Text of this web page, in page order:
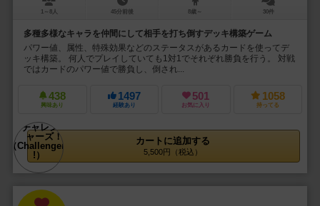
1～8人 45分前後 8歳～ 30件
多種多様なキャラを仲間にして相手を打ち倒すデッキ構築ゲーム
パワー値、属性、特殊効果などのステータスがあるカードを使ってデ
ッキ構築。 何人でプレイしていても1対1でそれぞれ勝負を行う。 対戦
ではカードのパワー値で勝負し、倒され...
438
興味あり
1497
経験あり
501
お気に入り
1058
持ってる
カートに追加する
5,500円（税込）